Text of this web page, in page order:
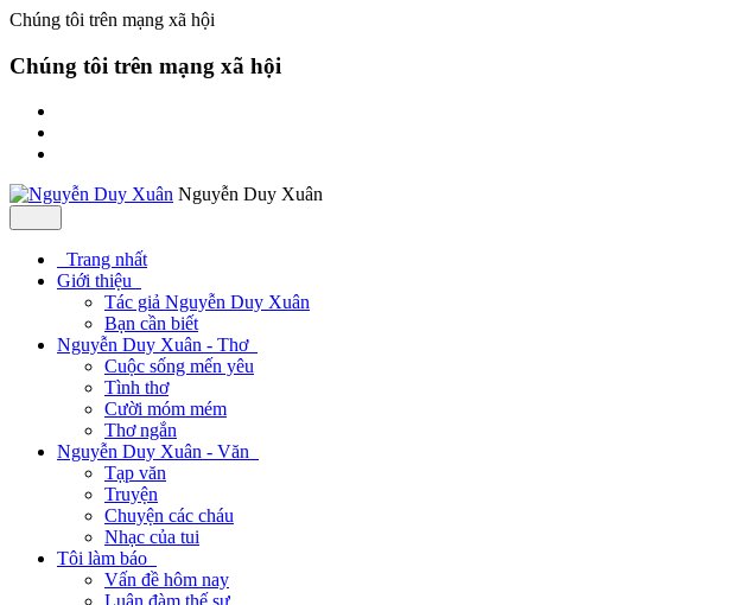
Chúng tôi trên mạng xã hội
Chúng tôi trên mạng xã hội
Nguyễn Duy Xuân
Trang nhất
Giới thiệu
Tác giả Nguyễn Duy Xuân
Bạn cần biết
Nguyễn Duy Xuân - Thơ
Cuộc sống mến yêu
Tình thơ
Cười móm mém
Thơ ngắn
Nguyễn Duy Xuân - Văn
Tạp văn
Truyện
Chuyện các cháu
Nhạc của tui
Tôi làm báo
Vấn đề hôm nay